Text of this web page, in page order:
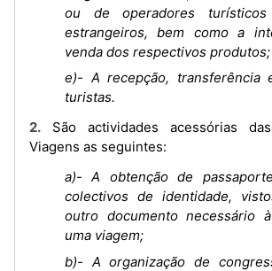
ou de operadores
estrangeiros, bem como a
venda dos respectivos produtos;
e)- A recepção, transferência
turistas.
2. São actividades acessórias das Agências de
Viagens as seguintes:
a)- A obtenção de
colectivos de identidade,
outro documento necessário
uma viagem;
b)- A organização de